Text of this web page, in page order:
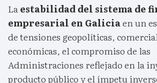
Laestabilidad del sistema de
empresarial en Galiciaen un
de tensiones geopolíticas,
económicas, el compromiso de las
Administraciones reflejado en la
producto público y el ímpetu